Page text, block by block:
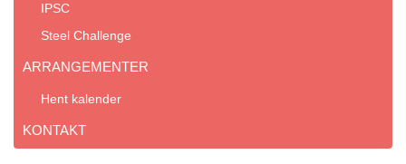
IPSC
Steel Challenge
ARRANGEMENTER
Hent kalender
KONTAKT